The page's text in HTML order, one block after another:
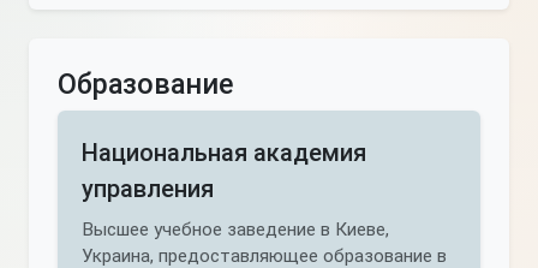
Образование
Национальная академия
управления
Высшее учебное заведение в Киеве,
Украина, предоставляющее образование в